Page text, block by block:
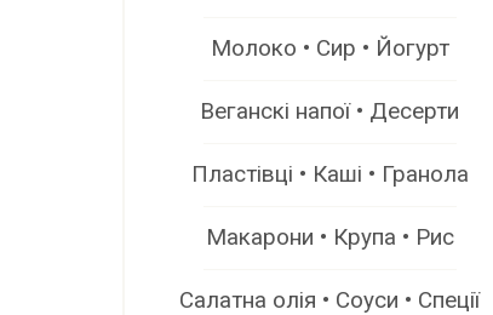
Молоко • Сир • Йогурт
Веганскі напої • Десерти
Пластівці • Каші • Гранола
Макарони • Крупа • Рис
Салатна олія • Соуси • Спеції